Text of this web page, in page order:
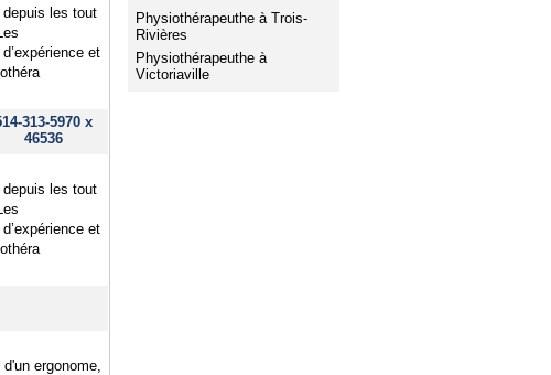
depuis les tout
et
313-5970 x
46536
depuis les tout
et
ergonome,
Physiothérapeuthe à Trois-
Rivières
Physiothérapeuthe à
Victoriaville